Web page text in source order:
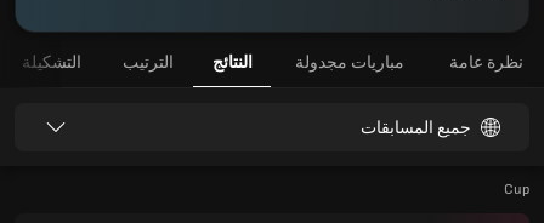
نظرة عامة مباريات مجدولة النتائج الترتيب التشكيلة
جميع المسابقات
Cup